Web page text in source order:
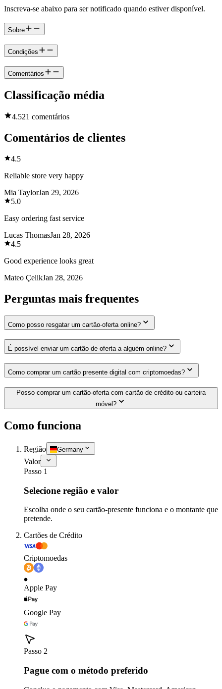
Inscreva-se abaixo para ser notificado quando estiver disponível.
Sobre
Condições
Comentários
Classificação média
4.521 comentários
Comentários de clientes
4.5
Reliable store very happy
Mia TaylorJan 29, 2026
5.0
Easy ordering fast service
Lucas ThomasJan 28, 2026
4.5
Good experience looks great
Mateo ÇelikJan 28, 2026
Perguntas mais frequentes
Como posso resgatar um cartão-oferta online?
É possível enviar um cartão de oferta a alguém online?
Como comprar um cartão presente digital com criptomoedas?
Posso comprar um cartão-oferta com cartão de crédito ou carteira
móvel?
Como funciona
Região Germany
Valor
Passo 1
Selecione região e valor
Escolha onde o seu cartão-presente funciona e o montante que
pretende.
Cartões de Crédito
Criptomoedas
Apple Pay
Google Pay
Passo 2
Pague com o método preferido